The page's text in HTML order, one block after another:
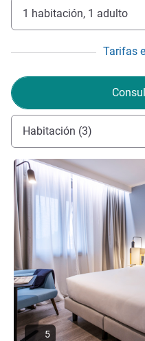
1 habitación, 1 adulto
Tarifas
Habitación (3)
Más información
5